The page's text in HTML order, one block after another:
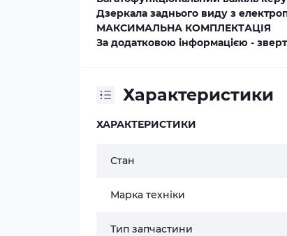
Дзеркала заднього виду з
МАКСИМАЛЬНА КОМПЛЕКТАЦІЯ
За додатковою інформацією -
Характеристики
ХАРАКТЕРИСТИКИ
Стан
Марка техніки
Тип запчастини